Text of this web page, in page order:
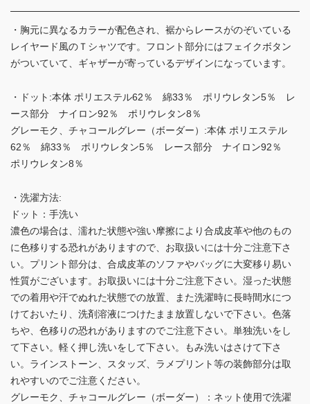
・胸元に異なるカラーが配色され、裾からレースがのぞいている
レイヤード風のＴシャツです。フロント部分にはフェイクボタン
がついていて、ギャザーが寄っているデザインになっています。
・ドット:本体 ポリエステル62％ 綿33％ ポリウレタン5％ レ
ース部分 ナイロン92％ ポリウレタン8％
グレーモク、チャコールグレー（ボーダー）:本体 ポリエステル
62％ 綿33％ ポリウレタン5％ レース部分 ナイロン92％
ポリウレタン8％
・洗濯方法:
ドット：手洗い
濃色の場合は、濡れた状態や強い摩擦により合成皮革や他のもの
に色移りする恐れがありますので、お取扱いには十分ご注意下さ
い。プリント部分は、合成皮革のソファやバッグに大変移り易い
性質がございます。お取扱いには十分ご注意下さい。湿った状態
での着用や汗でぬれた状態での放置、また洗濯時に長時間水につ
けておいたり、洗剤溶液につけたまま放置しないで下さい。色落
ちや、色移りの恐れがありますのでご注意下さい。単独洗いをし
て下さい。軽く押し洗いをして下さい。もみ洗いはさけて下さ
い。ラインストーン、スタッズ、ラメプリント等の装飾部分は取
れやすいのでご注意ください。
グレーモク、チャコールグレー（ボーダー）：ネット使用で洗濯